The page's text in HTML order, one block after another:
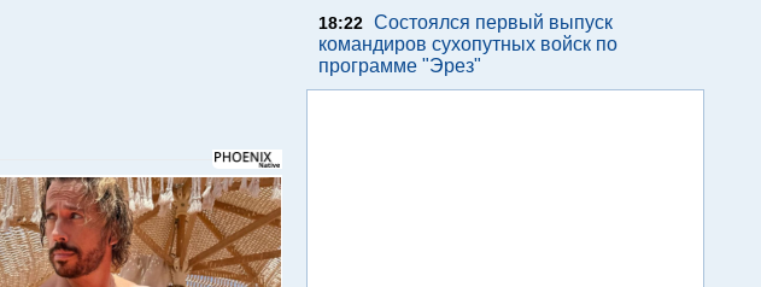
18:22 Состоялся первый выпуск
командиров сухопутных войск по
программе "Эрез"